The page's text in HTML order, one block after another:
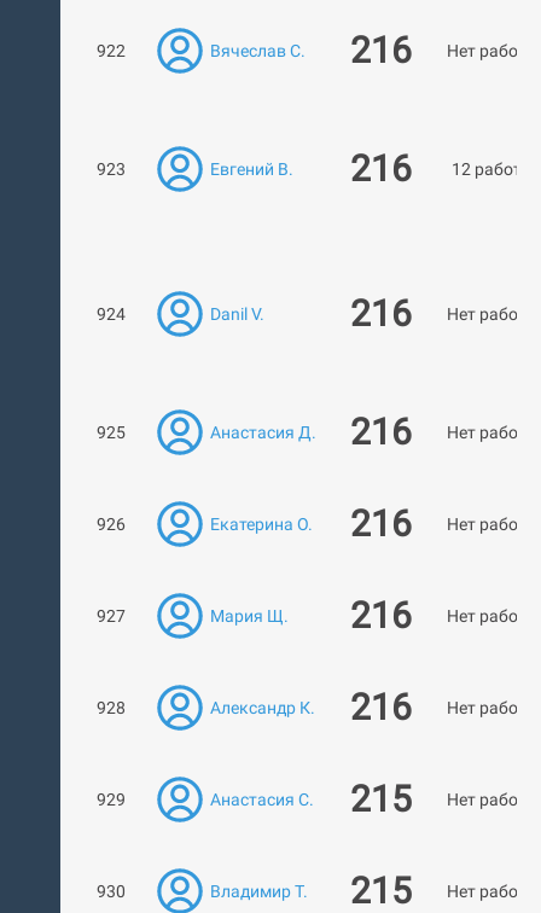
922 Вячеслав С. 216 Нет работ
923 Евгений В. 216 12 работ
924 Danil V. 216 Нет работ
925 Анастасия Д. 216 Нет работ
926 Екатерина О. 216 Нет работ
927 Мария Щ. 216 Нет работ
928 Александр К. 216 Нет работ
929 Анастасия С. 215 Нет работ
930 Владимир Т. 215 Нет работ